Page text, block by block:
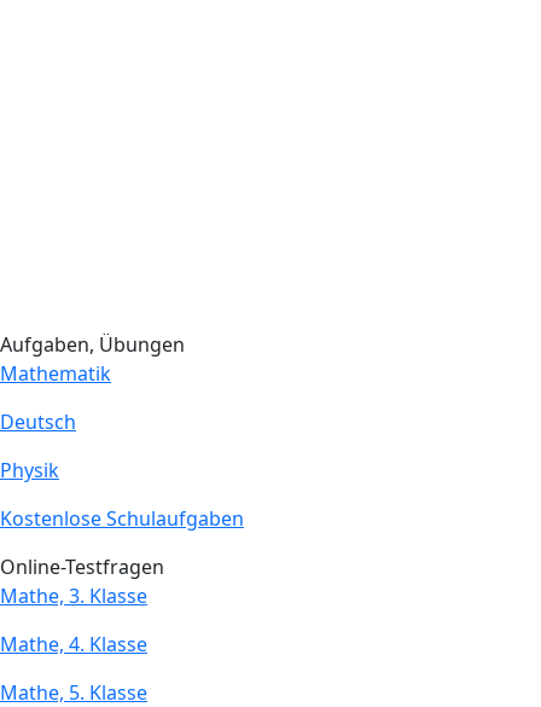
Aufgaben, Übungen
Mathematik
Deutsch
Physik
Kostenlose Schulaufgaben
Online-Testfragen
Mathe, 3. Klasse
Mathe, 4. Klasse
Mathe, 5. Klasse